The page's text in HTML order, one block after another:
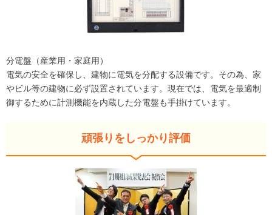
分電盤（産業用・家庭用）
電気の安全を確保し、建物に電気を分配する設備です。その為、家
やビル等の建物に必ず設置されています。現在では、電気を最適制
御するために計測機能を内蔵した分電盤も手掛けています。
頑張りをしっかり評価